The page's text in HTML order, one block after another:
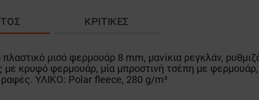
ΚΡΙΤΙΚΈΣ
μισό φερμουάρ 8 mm, μανίκια ρεγκλάν,
κρυφό φερμουάρ, μία μπροστινή τσέπη με φερμουάρ,
ραφές. ΥΛΙΚΟ: Polar fleece, 280 g/m²